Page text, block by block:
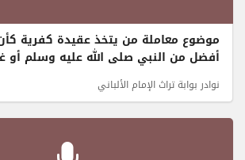
موضوع معاملة من يتخذ عقيدة كفرية
أفضل من النبي صلى الله عليه وسلم أو
نوادر بوابة تراث الإمام الألباني